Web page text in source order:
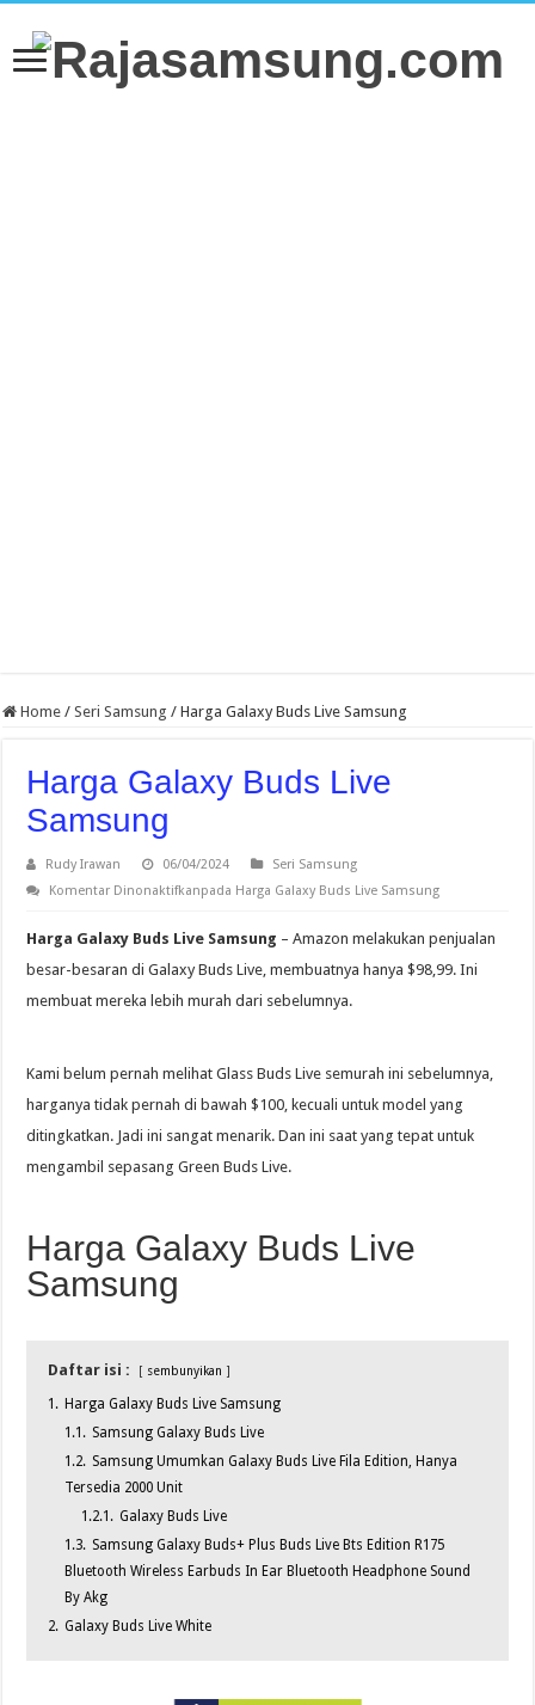
Home / Seri Samsung / Harga Galaxy Buds Live Samsung
Harga Galaxy Buds Live
Samsung
Rudy Irawan 06/04/2024
Seri Samsung
Komentar Dinonaktifkanpada Harga Galaxy Buds Live Samsung
Harga Galaxy Buds Live Samsung – Amazon melakukan penjualan
besar-besaran di Galaxy Buds Live, membuatnya hanya $98,99. Ini
membuat mereka lebih murah dari sebelumnya.
Kami belum pernah melihat Glass Buds Live semurah ini sebelumnya,
harganya tidak pernah di bawah $100, kecuali untuk model yang
ditingkatkan. Jadi ini sangat menarik. Dan ini saat yang tepat untuk
mengambil sepasang Green Buds Live.
Harga Galaxy Buds Live
Samsung
Daftar isi : sembunyikan
1. Harga Galaxy Buds Live Samsung
1.1. Samsung Galaxy Buds Live
1.2. Samsung Umumkan Galaxy Buds Live Fila Edition, Hanya
Tersedia 2000 Unit
1.2.1. Galaxy Buds Live
1.3. Samsung Galaxy Buds+ Plus Buds Live Bts Edition R175
Bluetooth Wireless Earbuds In Ear Bluetooth Headphone Sound
By Akg
2. Galaxy Buds Live White